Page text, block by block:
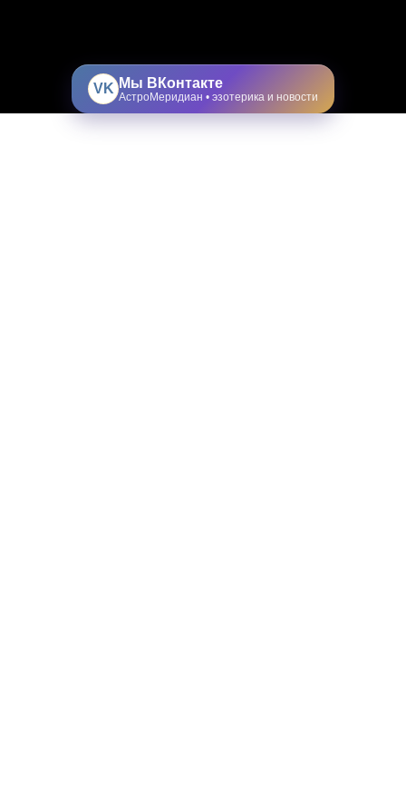
VK Мы ВКонтакте
АстроМеридиан • эзотерика и новости